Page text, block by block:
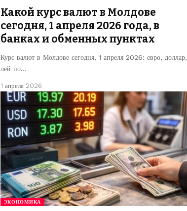
Какой курс валют в Молдове
сегодня, 1 апреля 2026 года, в
банках и обменных пунктах
Курс валют в Молдове сегодня, 1 апреля 2026: евро, доллар,
лей по…
1 апреля 2026
ЭКОНОМИКА